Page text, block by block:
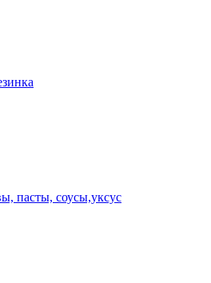
пасты, соусы,уксус